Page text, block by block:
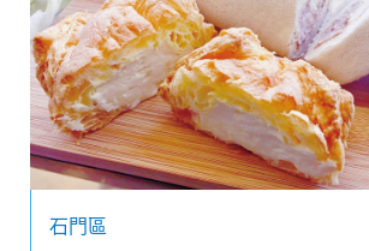
石門區